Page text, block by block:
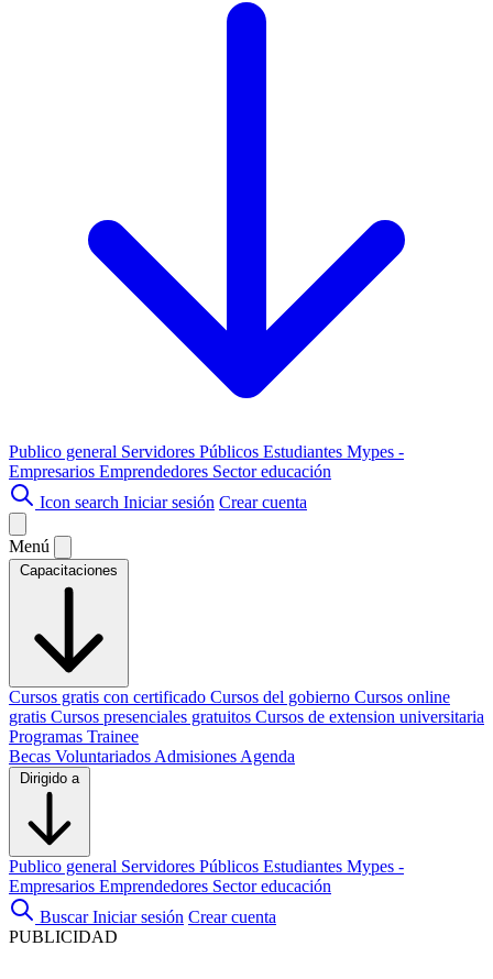
Publico general Servidores Públicos Estudiantes Mypes -
Empresarios Emprendedores Sector educación
Icon search Iniciar sesión Crear cuenta
Menú
Capacitaciones
Cursos gratis con certificado Cursos del gobierno Cursos online
gratis Cursos presenciales gratuitos Cursos de extension universitaria
Programas Trainee
Becas Voluntariados Admisiones Agenda
Dirigido a
Publico general Servidores Públicos Estudiantes Mypes -
Empresarios Emprendedores Sector educación
Buscar Iniciar sesión Crear cuenta
PUBLICIDAD